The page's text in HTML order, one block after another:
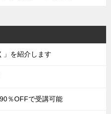
」を紹介します
％OFFで受講可能